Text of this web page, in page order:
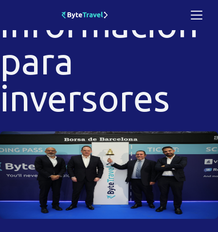
Información
para
inversores